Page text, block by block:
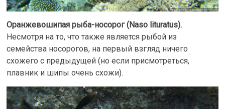
Оранжевошипая рыба-носорог (Naso lituratus).
Несмотря на то, что также является рыбой из
семейства носорогов, на первый взгляд ничего
схожего с предыдущей (но если присмотреться,
плавник и шипы очень схожи).